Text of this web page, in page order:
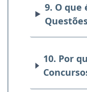
9. O que
10. Por